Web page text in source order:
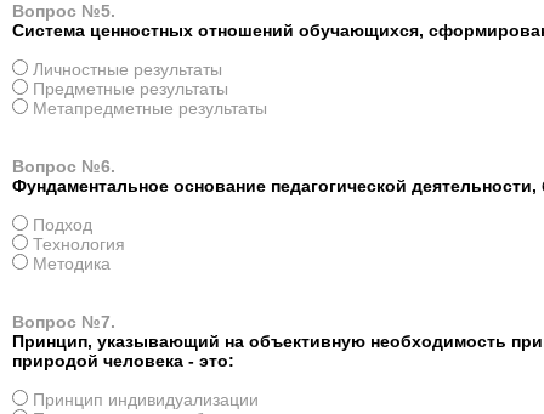
Вопрос №5.
Система ценностных отношений обучающихся,
Личностные результаты
Предметные результаты
Метапредметные результаты
Вопрос №6.
Фундаментальное основание педагогической
Подход
Технология
Методика
Вопрос №7.
Принцип, указывающий на объективную необходимость
природой человека - это:
Принцип индивидуализации